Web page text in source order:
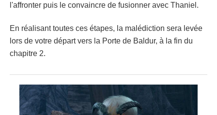
l'affronter puis le convaincre de fusionner avec Thaniel.
En réalisant toutes ces étapes, la malédiction sera levée
lors de votre départ vers la Porte de Baldur, à la fin du
chapitre 2.